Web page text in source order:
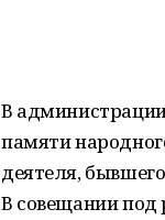
В администрации
памяти
деятеля,
В совещании